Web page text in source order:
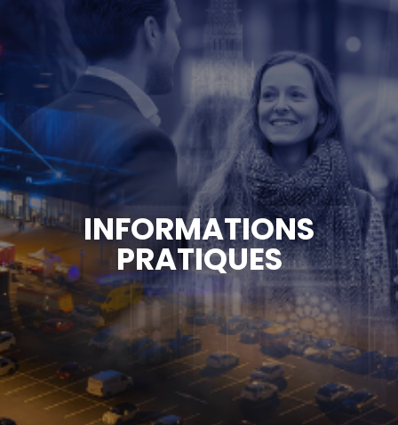
INFORMATIONS
PRATIQUES